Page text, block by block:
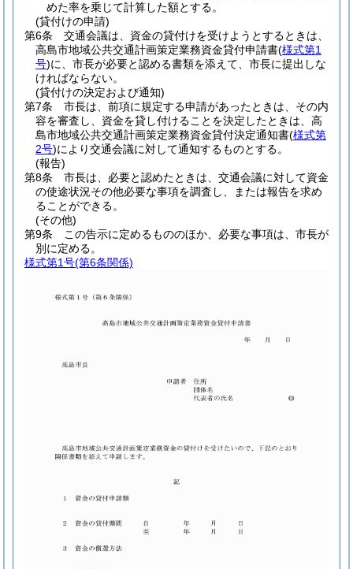
めた率を乗じて計算した額とする。
(貸付けの申請)
第6条
交通会議は、資金の貸付けを受けようとするときは、
高島市地域公共交通計画策定業務資金貸付申請書(様式第1
号)に、市長が必要と認める書類を添えて、市長に提出しな
ければならない。
(貸付けの決定および通知)
第7条
市長は、前項に規定する申請があったときは、その内
容を審査し、資金を貸し付けることを決定したときは、高
島市地域公共交通計画策定業務資金貸付決定通知書(様式第
2号)により交通会議に対して通知するものとする。
(報告)
第8条
市長は、必要と認めたときは、交通会議に対して資金
の使途状況その他必要な事項を調査し、または報告を求め
ることができる。
(その他)
第9条
この告示に定めるもののほか、必要な事項は、市長が
別に定める。
様式第1号(第6条関係)